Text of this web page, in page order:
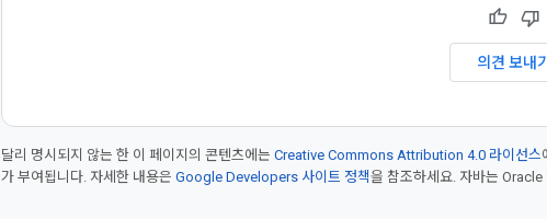
의견 보내
달리 명시되지 않는 한 이 페이지의 콘텐츠에는 Creative Commons Attribution 4.0 라이선스
가 부여됩니다. 자세한 내용은 Google Developers 사이트 정책을 참조하세요. 자바는